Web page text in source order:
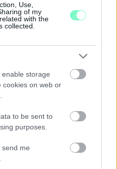
Use,
of my
with the
collected.
storage
cookies on web or
to be sent to
purposes.
send me
de lesz Pogány Induló és
és egy csomó minden
Szólj hozzá!